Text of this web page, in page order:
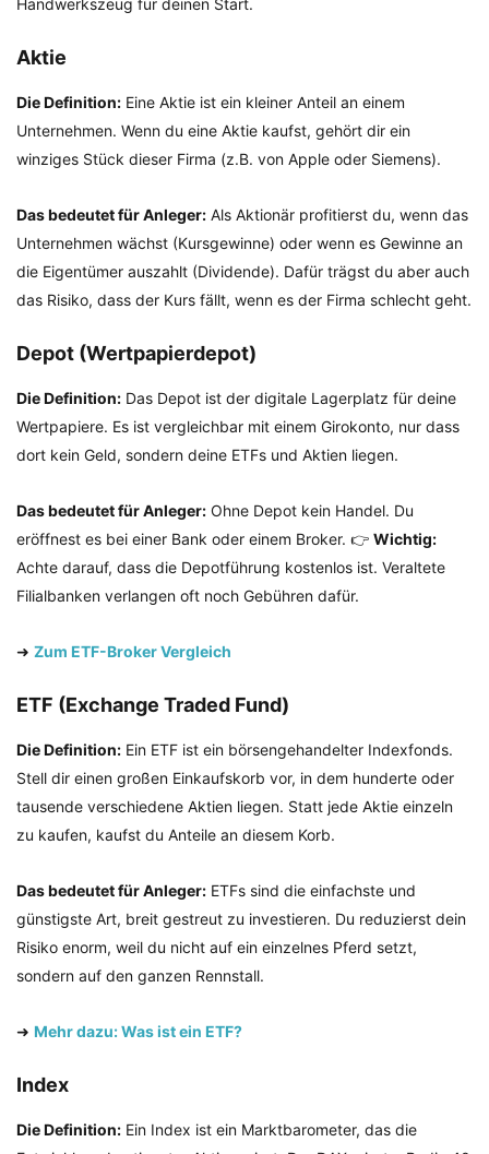
Handwerkszeug für deinen Start.
Aktie
Die Definition: Eine Aktie ist ein kleiner Anteil an einem
Unternehmen. Wenn du eine Aktie kaufst, gehört dir ein
winziges Stück dieser Firma (z.B. von Apple oder Siemens).
Das bedeutet für Anleger: Als Aktionär profitierst du, wenn das
Unternehmen wächst (Kursgewinne) oder wenn es Gewinne an
die Eigentümer auszahlt (Dividende). Dafür trägst du aber auch
das Risiko, dass der Kurs fällt, wenn es der Firma schlecht geht.
Depot (Wertpapierdepot)
Die Definition: Das Depot ist der digitale Lagerplatz für deine
Wertpapiere. Es ist vergleichbar mit einem Girokonto, nur dass
dort kein Geld, sondern deine ETFs und Aktien liegen.
Das bedeutet für Anleger: Ohne Depot kein Handel. Du
eröffnest es bei einer Bank oder einem Broker. 👉 Wichtig:
Achte darauf, dass die Depotführung kostenlos ist. Veraltete
Filialbanken verlangen oft noch Gebühren dafür.
➜ Zum ETF-Broker Vergleich
ETF (Exchange Traded Fund)
Die Definition: Ein ETF ist ein börsengehandelter Indexfonds.
Stell dir einen großen Einkaufskorb vor, in dem hunderte oder
tausende verschiedene Aktien liegen. Statt jede Aktie einzeln
zu kaufen, kaufst du Anteile an diesem Korb.
Das bedeutet für Anleger: ETFs sind die einfachste und
günstigste Art, breit gestreut zu investieren. Du reduzierst dein
Risiko enorm, weil du nicht auf ein einzelnes Pferd setzt,
sondern auf den ganzen Rennstall.
➜ Mehr dazu: Was ist ein ETF?
Index
Die Definition: Ein Index ist ein Marktbarometer, das die